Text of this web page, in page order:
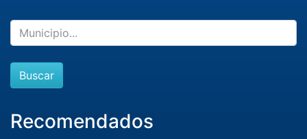
Buscar
Recomendados